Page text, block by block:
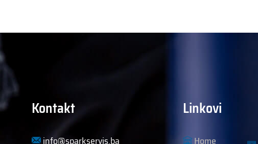
Kontakt
info@sparkservis.ba
Linkovi
Home